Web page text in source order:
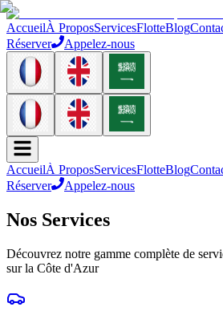
AccueilÀ ProposServicesFlotteBlog
Réserver
Appelez-nous
AccueilÀ ProposServicesFlotteBlog
Réserver
Appelez-nous
Nos Services
Découvrez notre gamme complète de
sur la Côte d'Azur